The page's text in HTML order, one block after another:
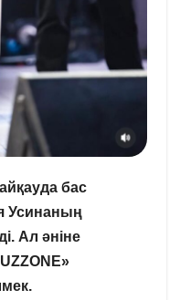
бас
Усинаның
Ал әніне